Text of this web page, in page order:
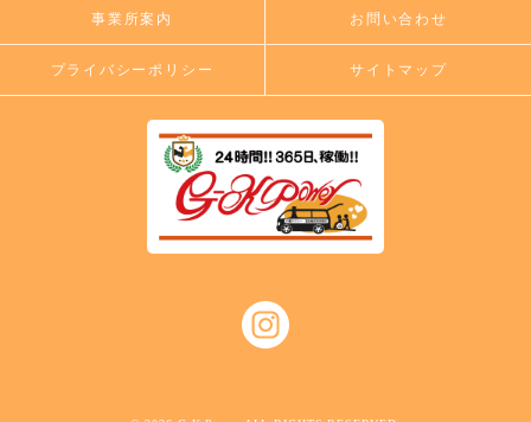
事業所案内 お問い合わせ
プライバシーポリシー サイトマップ